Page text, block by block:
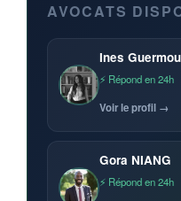
AVOCATS
Ines
⚡ Répond en 24h
Voir le profil →
Gora NIANG
⚡ Répond en 24h